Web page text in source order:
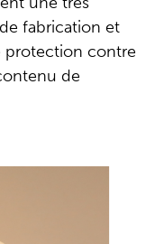
fabrication et
protection contre
de